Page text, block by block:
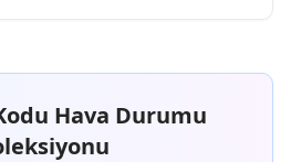
Hava Durumu